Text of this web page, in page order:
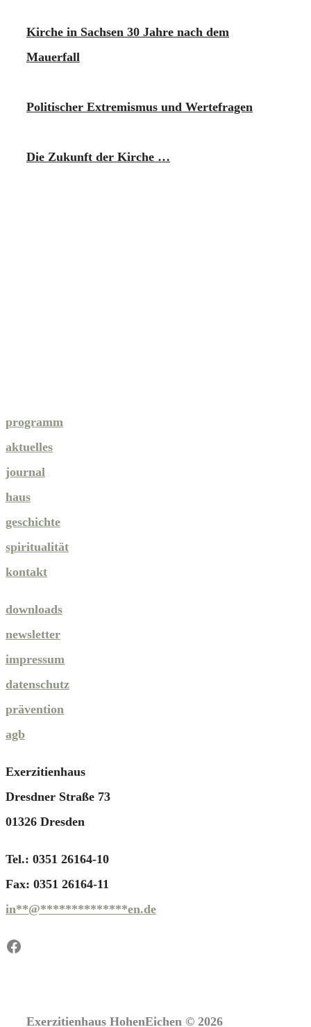
Kirche in Sachsen 30 Jahre nach dem
Mauerfall
Politischer Extremismus und Wertefragen
Die Zukunft der Kirche …
programm
aktuelles
journal
haus
geschichte
spiritualität
kontakt
downloads
newsletter
impressum
datenschutz
prävention
agb
Exerzitienhaus
Dresdner Straße 73
01326 Dresden
Tel.: 0351 26164-10
Fax: 0351 26164-11
in**@**************en.de
Facebook
Exerzitienhaus HohenEichen © 2026